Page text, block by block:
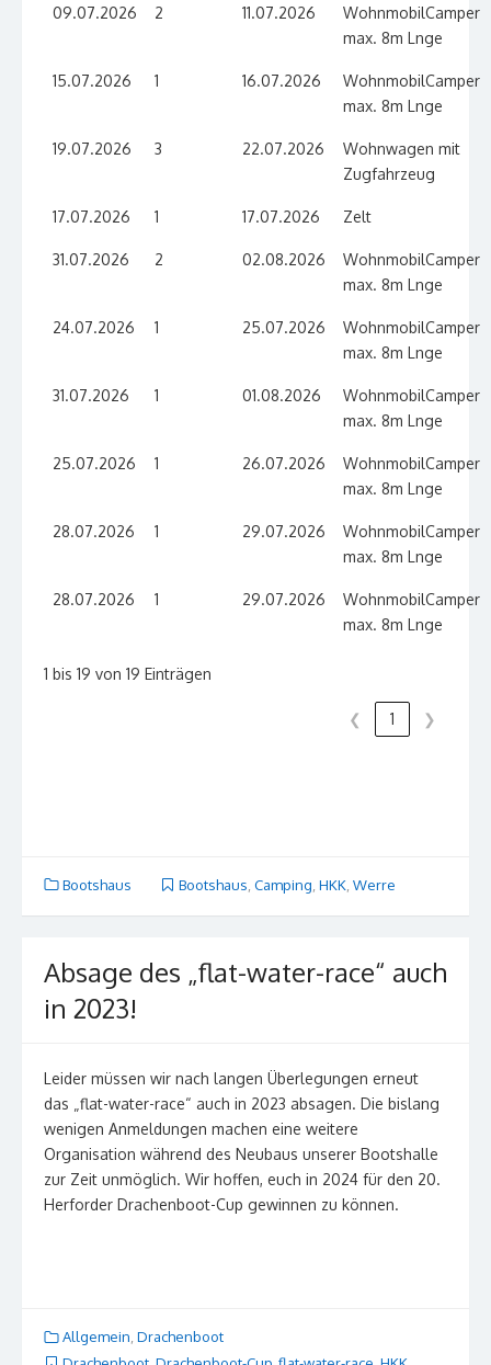
09.07.2026 2 11.07.2026
WohnmobilCamper
max. 8m Lnge
15.07.2026 1 16.07.2026
WohnmobilCamper
max. 8m Lnge
19.07.2026 3 22.07.2026
Wohnwagen mit
Zugfahrzeug
17.07.2026 1 17.07.2026 Zelt
31.07.2026 2 02.08.2026
WohnmobilCamper
max. 8m Lnge
24.07.2026 1 25.07.2026
WohnmobilCamper
max. 8m Lnge
31.07.2026 1 01.08.2026
WohnmobilCamper
max. 8m Lnge
25.07.2026 1 26.07.2026
WohnmobilCamper
max. 8m Lnge
28.07.2026 1 29.07.2026
WohnmobilCamper
max. 8m Lnge
28.07.2026 1 29.07.2026
WohnmobilCamper
max. 8m Lnge
1 bis 19 von 19 Einträgen
❮ 1 ❯
Bootshaus Bootshaus Camping HKK, Werre
Absage des „flat-water-race“ auch
in 2023!
Leider müssen wir nach langen Überlegungen erneut
das „flat-water-race“ auch in 2023 absagen. Die bislang
wenigen Anmeldungen machen eine weitere
Organisation während des Neubaus unserer Bootshalle
zur Zeit unmöglich. Wir hoffen, euch in 2024 für den 20.
Herforder Drachenboot-Cup gewinnen zu können.
Allgemein, Drachenboot